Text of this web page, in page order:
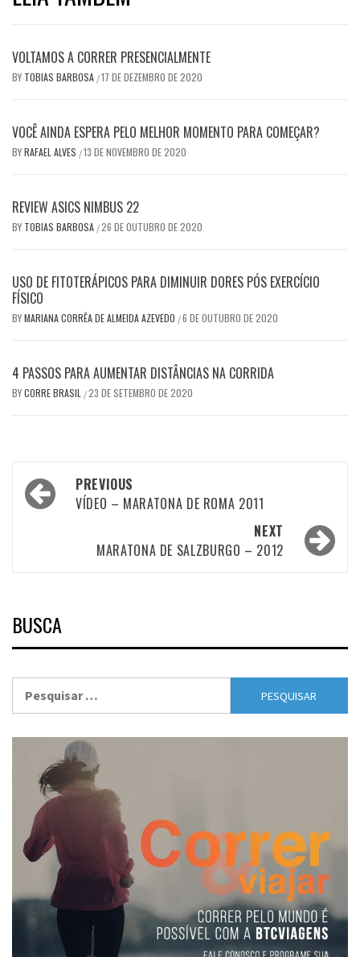
VOLTAMOS A CORRER PRESENCIALMENTE
BY TOBIAS BARBOSA /17 DE DEZEMBRO DE 2020
VOCÊ AINDA ESPERA PELO MELHOR MOMENTO PARA COMEÇAR?
BYRAFAEL ALVES /13 DE NOVEMBRO DE 2020
REVIEW ASICS NIMBUS 22
BY TOBIAS BARBOSA /26 DE OUTUBRO DE 2020
USO DE FITOTERÁPICOS PARA DIMINUIR DORES PÓS EXERCÍCIO
FÍSICO
BYMARIANA CORRÊA DE ALMEIDA AZEVEDO /6 DE OUTUBRO DE 2020
4 PASSOS PARA AUMENTAR DISTÂNCIAS NA CORRIDA
BYCORRE BRASIL /23 DE SETEMBRO DE 2020
Post
navigation
PREVIOUS
VÍDEO – MARATONA DE ROMA 2011
NEXT
MARATONA DE SALZBURGO – 2012
BUSCA